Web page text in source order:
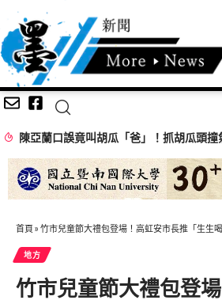
首頁 » 竹市兒童節大禮包登場！高虹安市長推「生生喝
地方
竹市兒童節大禮包登